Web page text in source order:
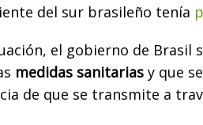
del sur brasileño tenía
el gobierno de Brasil
medidas sanitarias y que
de que se transmite a